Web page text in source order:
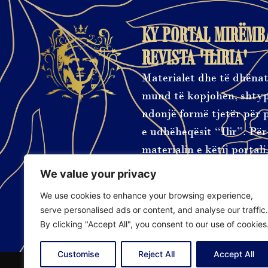
We value your privacy
We use cookies to enhance your browsing experience,
serve personalised ads or content, and analyse our traffic.
By clicking "Accept All", you consent to our use of cookies.
Customise Reject All Accept All
KY PORTAL
REVISTA 'ILIRIA'
Materialet dhe të
mund të kopjohen,
ndonjë formë tjetër për
e udhëheqësit “Ilir”.
materialin e këtij
pranoni Kushtet e
Impressum